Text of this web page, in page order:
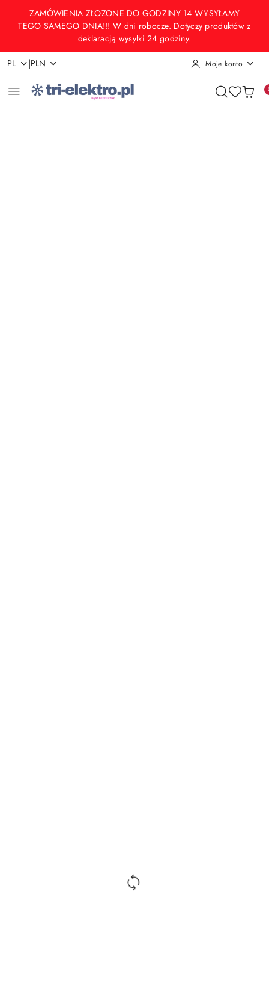
Przejdź do treści głównej
Przejdź do wyszukiwarki
Przejdź do moje konto
Przejdź do menu głównego
Przejdź do opisu produktu
Przejdź do stopki
ZAMÓWIENIA ZŁOZONE DO GODZINY 14 WYSYŁAMY
TEGO SAMEGO DNIA!!! W dni robocze. Dotyczy produktów z
deklaracją wysyłki 24 godziny.
PL |PLN Moje konto